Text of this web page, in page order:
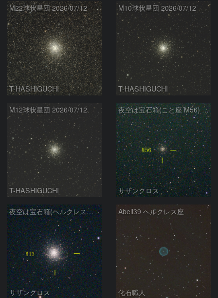
M22球状星団 2026/07/12
T-HASHIGUCHI
M10球状星団 2026/07/12
T-HASHIGUCHI
M12球状星団 2026/07/12
T-HASHIGUCHI
夜空は宝石箱(こと座 M56) Seestar50
サザンクロス
夜空は宝石箱(ヘルクレス座 M13) Seestar50
サザンクロス
Abell39 ヘルクレス座
化石職人